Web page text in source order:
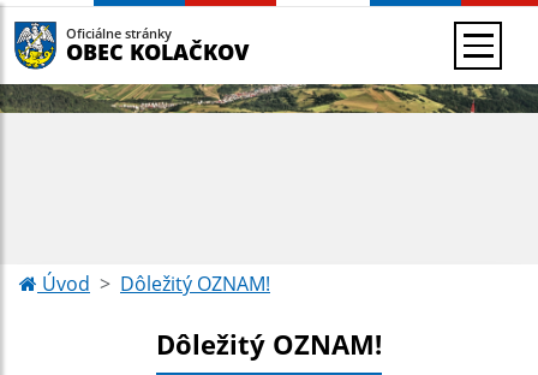
Oficiálne stránky
OBEC KOLAČKOV
Úvod Dôležitý OZNAM!
Dôležitý OZNAM!